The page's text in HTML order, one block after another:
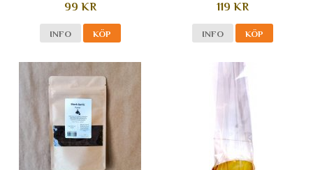
99 KR
INFO KÖP
119 KR
INFO KÖP